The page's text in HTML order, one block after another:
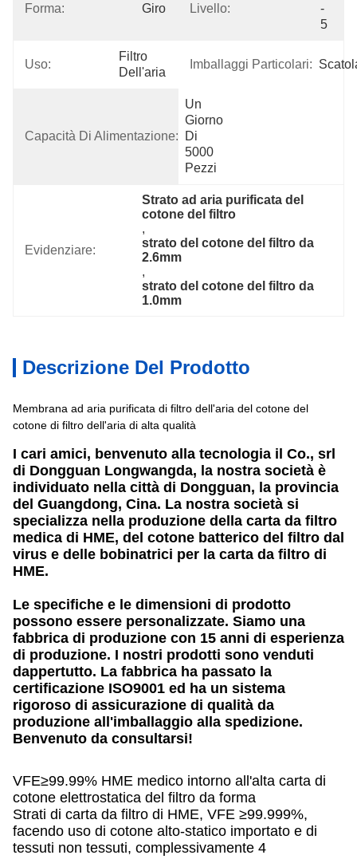
Forma: Giro Livello:
-
5
Uso:
Filtro
Dell'aria
Imballaggi Particolari:
Capacità Di Alimentazione:
Un
Giorno
Di
5000
Pezzi
Evidenziare:
Strato ad aria purificata del
cotone del filtro
,
strato del cotone del filtro da
2.6mm
,
strato del cotone del filtro da
1.0mm
Descrizione Del Prodotto
Membrana ad aria purificata di filtro dell'aria del cotone del
cotone di filtro dell'aria di alta qualità
I cari amici, benvenuto alla tecnologia il Co., srl
di Dongguan Longwangda, la nostra società è
individuato nella città di Dongguan, la provincia
del Guangdong, Cina. La nostra società si
specializza nella produzione della carta da filtro
medica di HME, del cotone batterico del filtro dal
virus e delle bobinatrici per la carta da filtro di
HME.
Le specifiche e le dimensioni di prodotto
possono essere personalizzate. Siamo una
fabbrica di produzione con 15 anni di esperienza
di produzione. I nostri prodotti sono venduti
dappertutto. La fabbrica ha passato la
certificazione ISO9001 ed ha un sistema
rigoroso di assicurazione di qualità da
produzione all'imballaggio alla spedizione.
Benvenuto da consultarsi!
VFE≥99.99% HME medico intorno all'alta carta di
cotone elettrostatica del filtro da forma
Strati di carta da filtro di HME, VFE ≥99.999%,
facendo uso di cotone alto-statico importato e di
tessuti non tessuti, complessivamente 4